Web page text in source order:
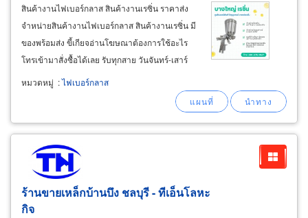
สินค้างานไฟเบอร์กลาส สินค้างานเรซิ่น ราคาส่ง
จำหน่ายสินค้างานไฟเบอร์กลาส สินค้างานเรซิ่น มี
ของพร้อมส่ง ขี้เกียจอ่านโฆษณาต้องการใช้อะไร
โทรเข้ามาสั่งซื้อได้เลย รับทุกสาย วันจันทร์-เสาร์
โทร 081-376-1427, 02-903-3483 ต้องการเอา
ของไปใช้ด่วน! เข้ามารับสินค้าเองที่ถนนกาญจนา
หมวดหมู่ :ไฟเบอร์กลาส
ร้านขายเหล็กบ้านบึง ชลบุรี - ทีเอ็นโลหะ
กิจ